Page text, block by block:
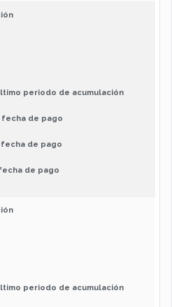
periodo de acumulación
fecha de pago
de pago
de pago
periodo de acumulación